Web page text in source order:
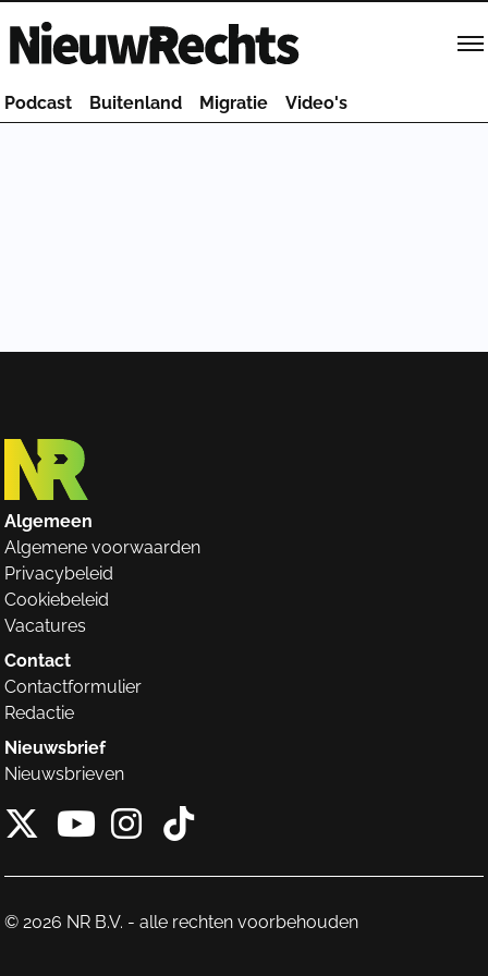
Homepage van NieuwRechts
Podcast Buitenland Migratie Video's
Algemeen
Algemene voorwaarden
Privacybeleid
Cookiebeleid
Vacatures
Contact
Contactformulier
Redactie
Nieuwsbrief
Nieuwsbrieven
X van NieuwRechts
Instagram van
Tiktok van
© 2026 NR B.V. - alle rechten voorbehouden